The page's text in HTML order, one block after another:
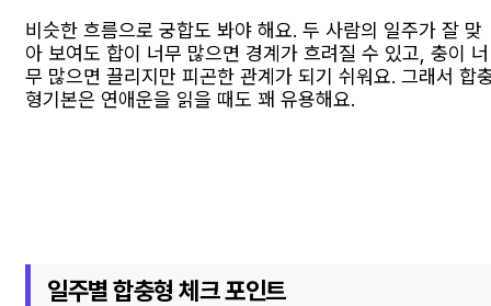
비슷한 흐름으로 궁합도 봐야 해요. 두 사람의 일주가 잘 맞
아 보여도 합이 너무 많으면 경계가 흐려질 수 있고, 충이 너
무 많으면 끌리지만 피곤한 관계가 되기 쉬워요. 그래서 합
형기본은 연애운을 읽을 때도 꽤 유용해요.
일주별 합충형 체크 포인트